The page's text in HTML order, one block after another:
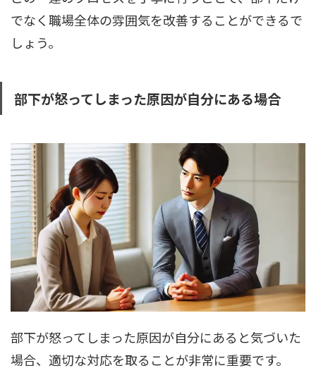
でなく職場全体の雰囲気を改善することができるで
しょう。
部下が怒ってしまった原因が自分にある場合
部下が怒ってしまった原因が自分にあると気づいた
場合、適切な対応を取ることが非常に重要です。